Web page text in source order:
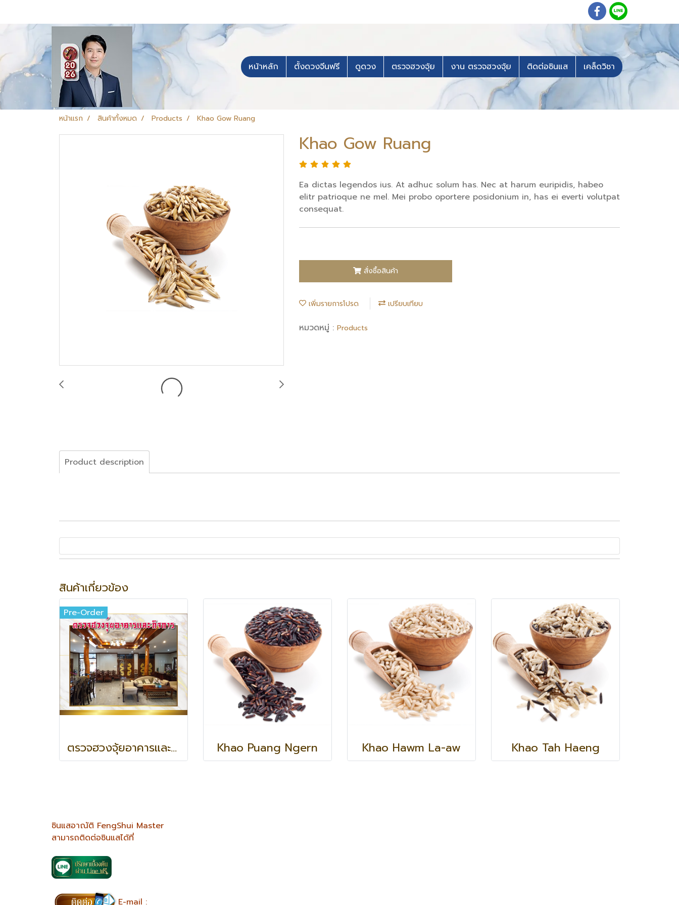
หน้าหลัก ตั้งดวงจีนฟรี ดูดวง ตรวจฮวงจุ้ย งาน ตรวจฮวงจุ้ย ติดต่อซินแส เคล็ดวิชา
หน้าแรก สินค้าทั้งหมด Products Khao Gow Ruang
Khao Gow Ruang
Ea dictas legendos ius. At adhuc solum has. Nec at harum euripidis, habeo
elitr patrioque ne mel. Mei probo oportere posidonium in, has ei everti volutpat
consequat.
สั่งซื้อสินค้า
เพิ่มรายการโปรด เปรียบเทียบ
หมวดหมู่ : Products
Product description
สินค้าเกี่ยวข้อง
Pre-Order
ตรวจฮวงจุ้ยอาคารและกิจการ(ที่มีอยู่เดิม) Khao Puang Ngern Khao Hawm La-aw Khao Tah Haeng
ซินแสอาณัติ FengShui Master
สามารถติดต่อซินแสได้ที่
E-mail :